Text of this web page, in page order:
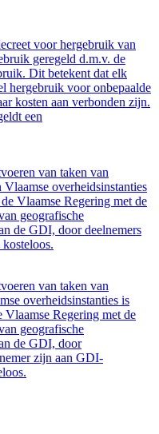
voor hergebruik van
geregeld d.m.v. de
Dit betekent dat elk
hergebruik voor onbepaalde
kosten aan verbonden zijn.
een
van taken van
overheidsinstanties
Vlaamse Regering met de
geografische
de GDI, door deelnemers
van taken van
overheidsinstanties is
Vlaamse Regering met de
geografische
de GDI, door
zijn aan GDI-